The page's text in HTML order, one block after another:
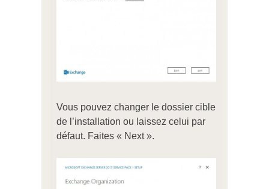
Vous pouvez changer le dossier cible
de l’installation ou laissez celui par
défaut. Faites « Next ».